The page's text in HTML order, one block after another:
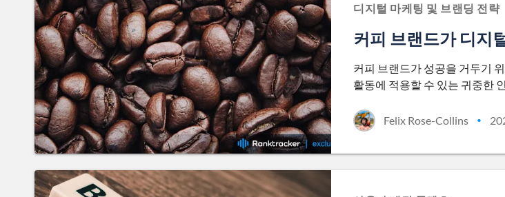
디지털 마케팅 및 브랜딩 전략
커피 브랜드가 디지
커피 브랜드가 성공을 거두기
활동에 적용할 수 있는 귀중한
Felix Rose-Collins •